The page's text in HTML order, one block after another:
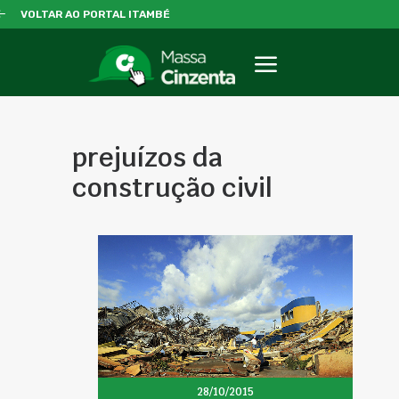
VOLTAR AO PORTAL ITAMBÉ
prejuízos da
construção civil
28/10/2015